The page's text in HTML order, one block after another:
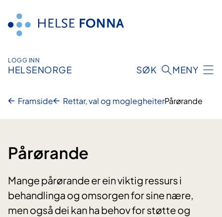
innhald
LOGG INN
HELSENORGE SØK MENY
Framside Rettar, val og moglegheiterPårørande
Pårørande
Mange pårørande er ein viktig ressurs i
behandlinga og omsorgen for sine nære,
men også dei kan ha behov for støtte og